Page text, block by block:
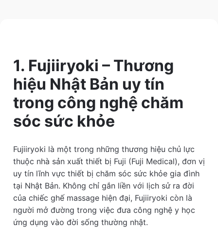
1. Fujiiryoki – Thương
hiệu Nhật Bản uy tín
trong công nghệ chăm
sóc sức khỏe
Fujiiryoki là một trong những thương hiệu chủ lực
thuộc nhà sản xuất thiết bị Fuji (Fuji Medical), đơn vị
uy tín lĩnh vực thiết bị chăm sóc sức khỏe gia đình
tại Nhật Bản. Không chỉ gắn liền với lịch sử ra đời
của chiếc ghế massage hiện đại, Fujiiryoki còn là
người mở đường trong việc đưa công nghệ y học
ứng dụng vào đời sống thường nhật.